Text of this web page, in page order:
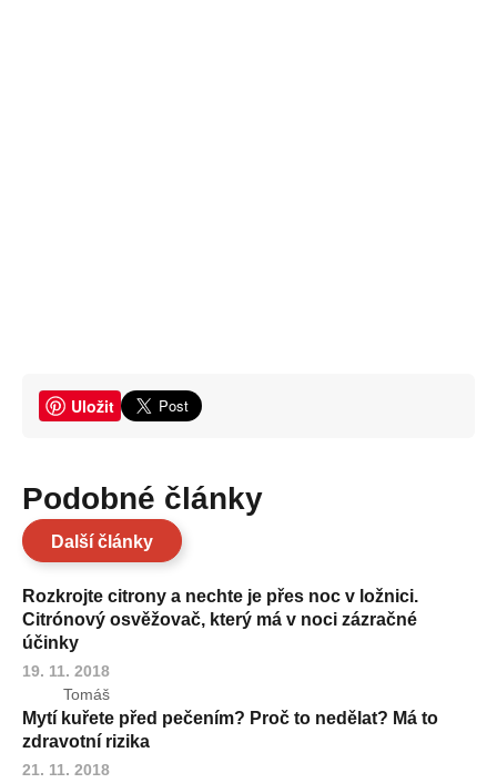
Uložit
Podobné články
Další články
Rozkrojte citrony a nechte je přes noc v ložnici.
Citrónový osvěžovač, který má v noci zázračné
účinky
19. 11. 2018
Tomáš
Mytí kuřete před pečením? Proč to nedělat? Má to
zdravotní rizika
21. 11. 2018